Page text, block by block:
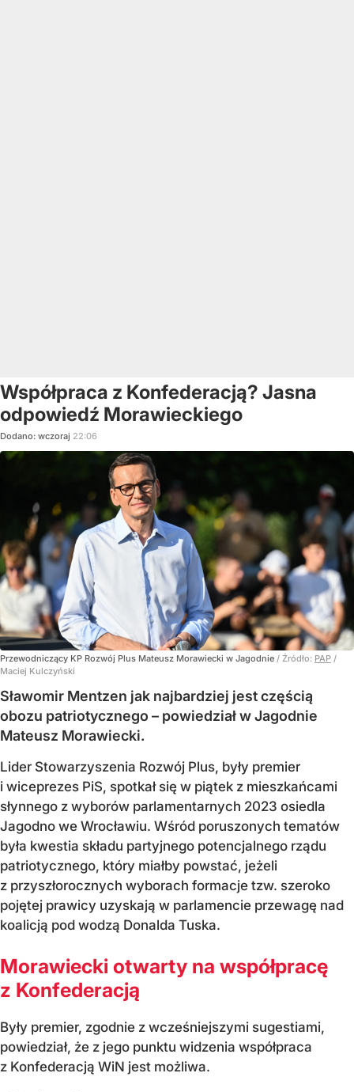
Współpraca z Konfederacją? Jasna
odpowiedź Morawieckiego
Dodano: wczoraj 22:06
Przewodniczący KP Rozwój Plus Mateusz Morawiecki w Jagodnie / Źródło: PAP /
Maciej Kulczyński
Sławomir Mentzen jak najbardziej jest częścią
obozu patriotycznego – powiedział w Jagodnie
Mateusz Morawiecki.
Lider Stowarzyszenia Rozwój Plus, były premier
i wiceprezes PiS, spotkał się w piątek z mieszkańcami
słynnego z wyborów parlamentarnych 2023 osiedla
Jagodno we Wrocławiu. Wśród poruszonych tematów
była kwestia składu partyjnego potencjalnego rządu
patriotycznego, który miałby powstać, jeżeli
z przyszłorocznych wyborach formacje tzw. szeroko
pojętej prawicy uzyskają w parlamencie przewagę nad
koalicją pod wodzą Donalda Tuska.
Morawiecki otwarty na współpracę
z Konfederacją
Były premier, zgodnie z wcześniejszymi sugestiami,
powiedział, że z jego punktu widzenia współpraca
z Konfederacją WiN jest możliwa.